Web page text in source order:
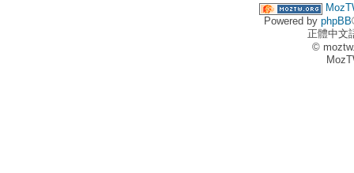
Powered by phpBB
正體中文
©